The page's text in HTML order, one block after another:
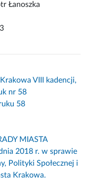
Łanoszka
VIII kadencji,
nr 58
58
MIASTA
2018 r. w sprawie
Polityki Społecznej i
Krakowa.